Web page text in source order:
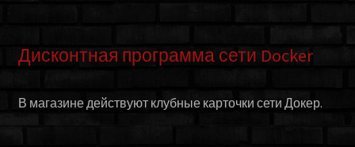
Дисконтная программа сети Docker
В магазине действуют клубные карточки сети Докер.